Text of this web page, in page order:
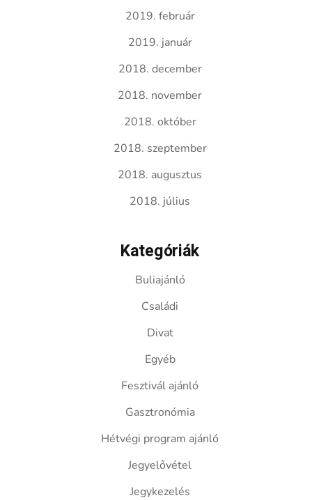
2019. február
2019. január
2018. december
2018. november
2018. október
2018. szeptember
2018. augusztus
2018. július
Kategóriák
Buliajánló
Családi
Divat
Egyéb
Fesztivál ajánló
Gasztronómia
Hétvégi program ajánló
Jegyelővétel
Jegykezelés